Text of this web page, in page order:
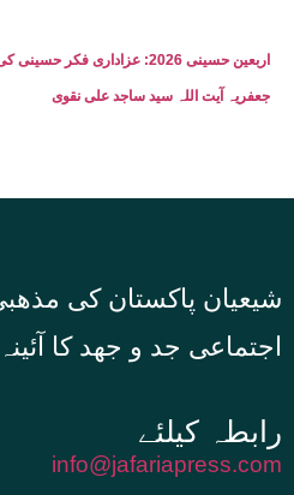
اربعین حسینی 2026: عزاداری
جعفریہ آیت اللہ سید ساجد علی نقوی
شیعیان پاکستان کی
اجتماعی جد و جهد کا آئینہ
info@jafariapress.com​